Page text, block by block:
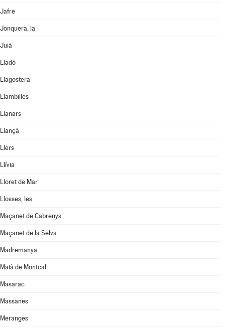
Jafre
Jonquera, la
Juià
Lladó
Llagostera
Llambilles
Llanars
Llançà
Llers
Llívia
Lloret de Mar
Llosses, les
Maçanet de Cabrenys
Maçanet de la Selva
Madremanya
Maià de Montcal
Masarac
Massanes
Meranges